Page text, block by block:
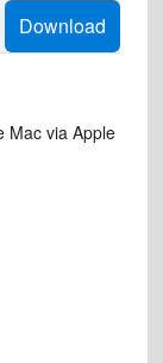
Download
Mac via Apple